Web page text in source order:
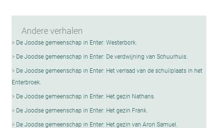
Andere verhalen
De Joodse gemeenschap in Enter: Westerbork.
De Joodse gemeenschap in Enter: De verdwijning van Schuurhuis.
De Joodse gemeenschap in Enter: Het verraad van de schuilplaats in het
Enterbroek.
De Joodse gemeenschap in Enter: Het gezin Nathans.
De Joodse gemeenschap in Enter: Het gezin Frank.
De Joodse gemeenschap in Enter: Het gezin van Aron Samuel.